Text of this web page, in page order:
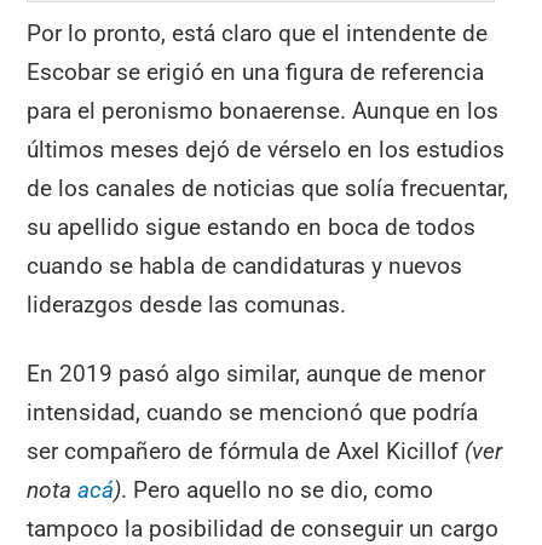
Por lo pronto, está claro que el intendente de
Escobar se erigió en una figura de referencia
para el peronismo bonaerense. Aunque en los
últimos meses dejó de vérselo en los estudios
de los canales de noticias que solía frecuentar,
su apellido sigue estando en boca de todos
cuando se habla de candidaturas y nuevos
liderazgos desde las comunas.
En 2019 pasó algo similar, aunque de menor
intensidad, cuando se mencionó que podría
ser compañero de fórmula de Axel Kicillof (ver
notaacá). Pero aquello no se dio, como
tampoco la posibilidad de conseguir un cargo